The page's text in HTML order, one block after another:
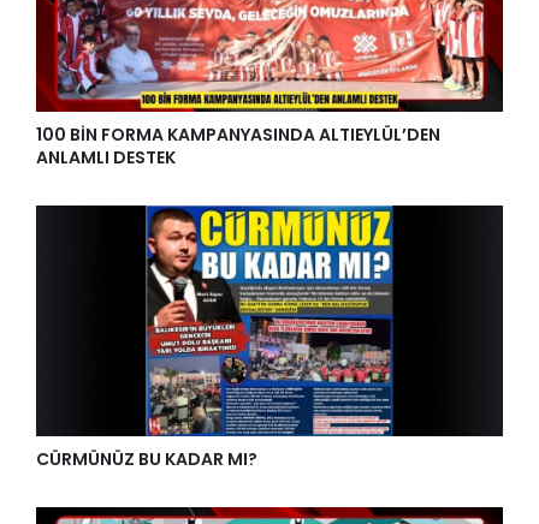
100 BİN FORMA KAMPANYASINDA ALTIEYLÜL’DEN
ANLAMLI DESTEK
CÜRMÜNÜZ BU KADAR MI?